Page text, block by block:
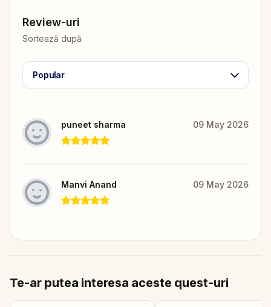
Review-uri
Sortează după
Popular
puneet sharma 09 May 2026
Manvi Anand 09 May 2026
Te-ar putea interesa aceste quest-uri